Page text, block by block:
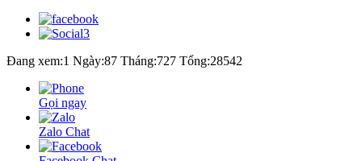
Đang xem:1 Ngày:87 Tháng:727 Tổng:28542
Gọi ngay
Zalo Chat